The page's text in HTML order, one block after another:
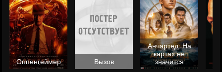
Оппенгеймер Вызов
Анчартед: На
картах не
значится